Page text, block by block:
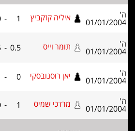
איליה קזקביץ 1
-
0 ישראל עופר
תומר וייס 0.5
-
0.5
אלברט
ברזובסקי
יאן רוסנובסקי 0
-
1 ויקטור ברמן
מרדכי שמיס 1
-
0 דני כהן